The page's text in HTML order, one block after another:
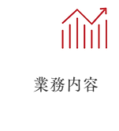
業務内容